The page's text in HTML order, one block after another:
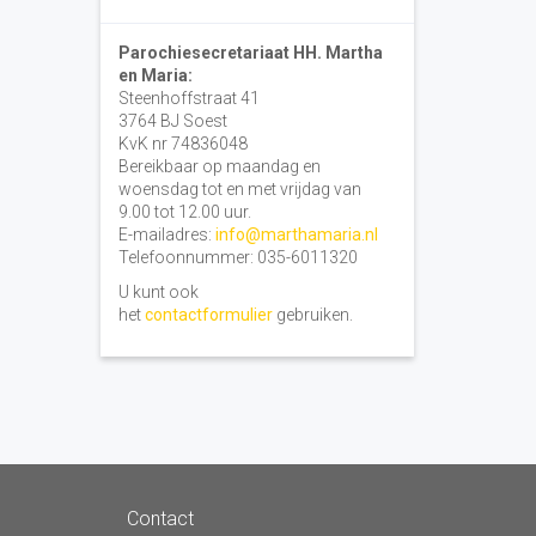
Parochiesecretariaat HH. Martha
en Maria:
Steenhoffstraat 41
3764 BJ Soest
KvK nr 74836048
Bereikbaar op maandag en
woensdag tot en met vrijdag van
9.00 tot 12.00 uur.
E-mailadres: info@marthamaria.nl
Telefoonnummer: 035-6011320
U kunt ook
hetcontactformuliergebruiken.
Contact